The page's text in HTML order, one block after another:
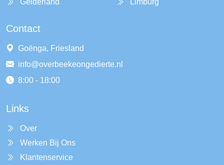
Gelderland
Limburg
Contact
Goënga, Friesland
info@overbeekeongedierte.nl
8:00 - 18:00
Links
Over
Werken Bij Ons
Klantenservice